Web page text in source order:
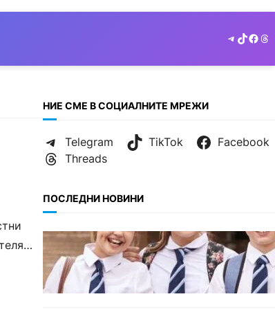
Telegram
TikTok
НИЕ СМЕ В СОЦИАЛНИТЕ МРЕЖИ
Telegram TikTok
Facebook
Threads
ПОСЛЕДНИ НОВИНИ
ИКОНОМИКА
Колко ще струват училищните
униформи във Варна тази